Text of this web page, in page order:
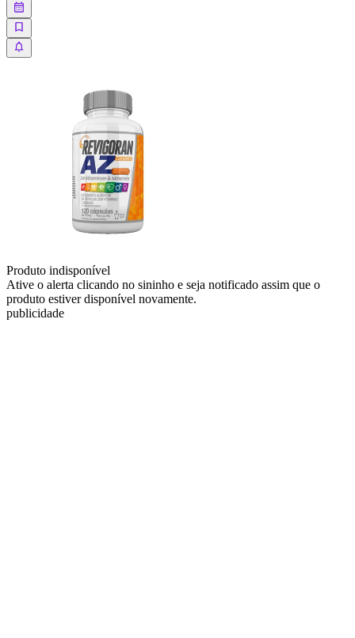
Produto indisponível
Ative o alerta clicando no sininho e seja notificado assim que o
produto estiver disponível novamente.
publicidade